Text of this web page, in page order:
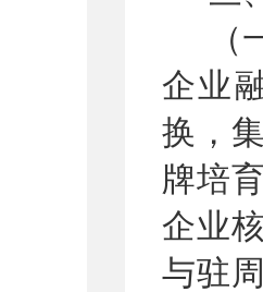
企业
换，
牌培
企业
与驻